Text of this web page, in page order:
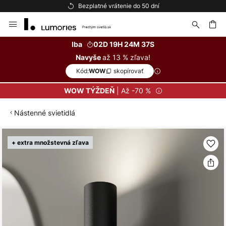
Bezplatné vrátenie do 50 dní
to
Iba
02D 19H 24M 36S
Navyšeaž 13 % zľava!
Kód:WOW skopírovať
WOW TÝŽDEŇ| Až -70 %
Nástenné svietidlá
+ extra množstevná zľava
Preskočiť
na
galérie
obrázkov